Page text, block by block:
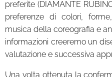
preferite (DIAMANTE
preferenze di colori,
musica della coreografia e
informazioni creeremo un
valutazione e successiva
Una volta ottenuta la